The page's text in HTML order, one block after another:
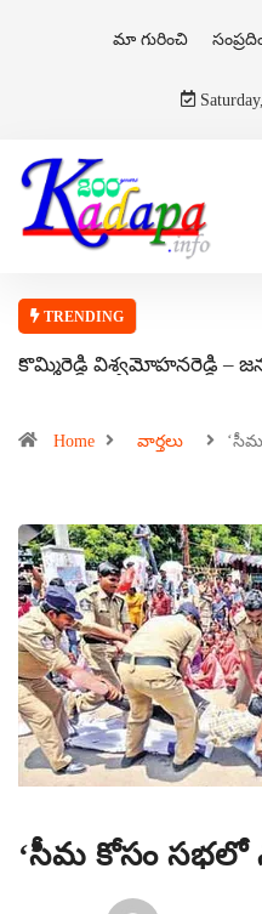
మా గురించి
TRENDING
కొమ్మిరెడ్డి విశ్వమోహనరెడ్డి –
Home వార్తలు
‘సీమ కోసం సభలో